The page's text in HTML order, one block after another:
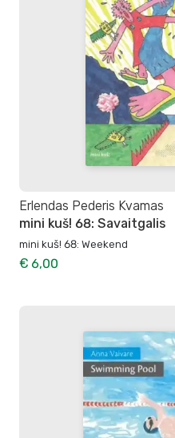
Erlendas Pederis Kvamas
mini kuš! 68: Savaitgalis
mini kuš! 68: Weekend
€ 6,00